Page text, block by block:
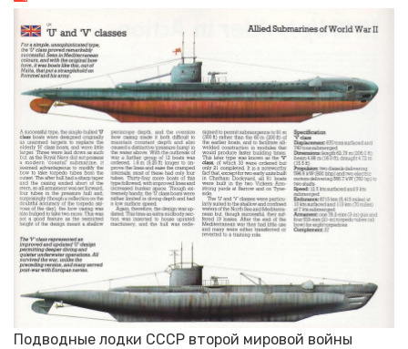
Подводные лодки СССР второй мировой войны